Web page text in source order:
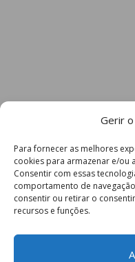
Gerir
Para fornecer as melhores
cookies para armazenar e/ou
Consentir com essas
comportamento de
consentir ou retirar o
recursos e funções.